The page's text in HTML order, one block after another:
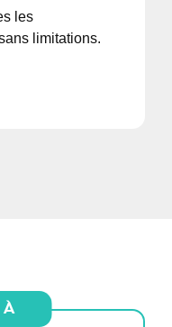
les
limitations.
À